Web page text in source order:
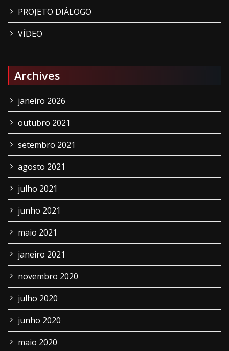
PROJETO DIÁLOGO
VÍDEO
Archives
janeiro 2026
outubro 2021
setembro 2021
agosto 2021
julho 2021
junho 2021
maio 2021
janeiro 2021
novembro 2020
julho 2020
junho 2020
maio 2020